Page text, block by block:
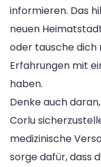
informieren. Das
neuen
oder tausche dich
Erfahrungen mit
haben.
Denke auch
Corlu
medizinische
sorge dafür, dass